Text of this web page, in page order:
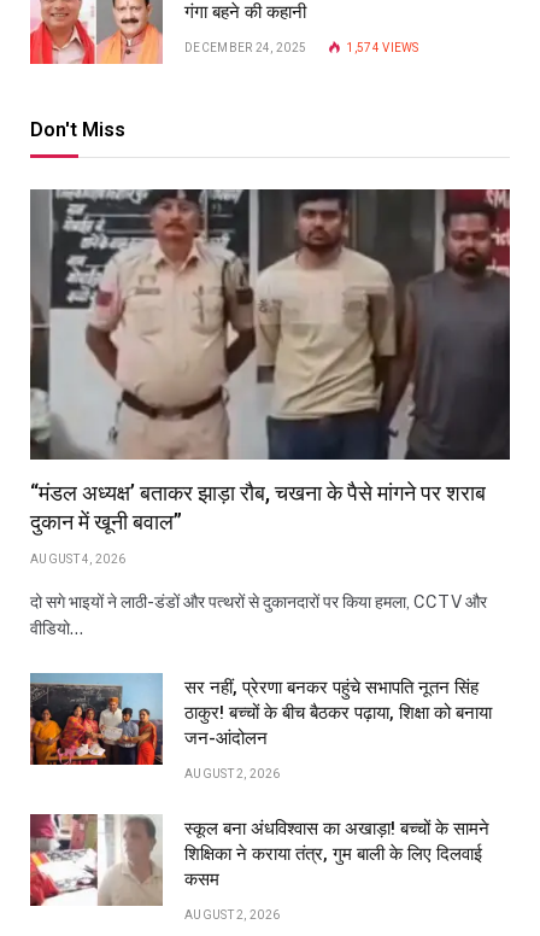
गंगा बहने की कहानी
DECEMBER 24, 2025 1,574VIEWS
Don't Miss
“मंडल अध्यक्ष’ बताकर झाड़ा रौब, चखना के पैसे मांगने पर शराब
दुकान में खूनी बवाल”
AUGUST 4, 2026
दो सगे भाइयों ने लाठी-डंडों और पत्थरों से दुकानदारों पर किया हमला, CCTV और
वीडियो…
सर नहीं, प्रेरणा बनकर पहुंचे सभापति नूतन सिंह
ठाकुर! बच्चों के बीच बैठकर पढ़ाया, शिक्षा को बनाया
जन-आंदोलन
AUGUST 2, 2026
स्कूल बना अंधविश्वास का अखाड़ा! बच्चों के सामने
शिक्षिका ने कराया तंत्र, गुम बाली के लिए दिलवाई
कसम
AUGUST 2, 2026